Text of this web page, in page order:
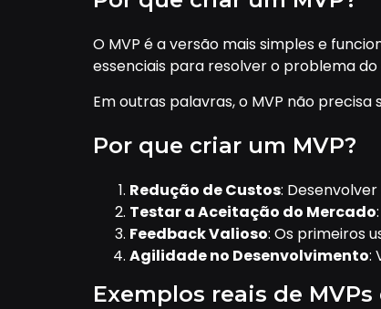
O MVP é a versão mais simples e
essenciais para resolver o problema do
Em outras palavras, o MVP não
Por que criar um MVP?
Redução de Custos:
Testar a Aceitação do Mercado
Feedback Valioso: Os primeiros
Agilidade no Desenvolvimento:
Exemplos reais de MVPs